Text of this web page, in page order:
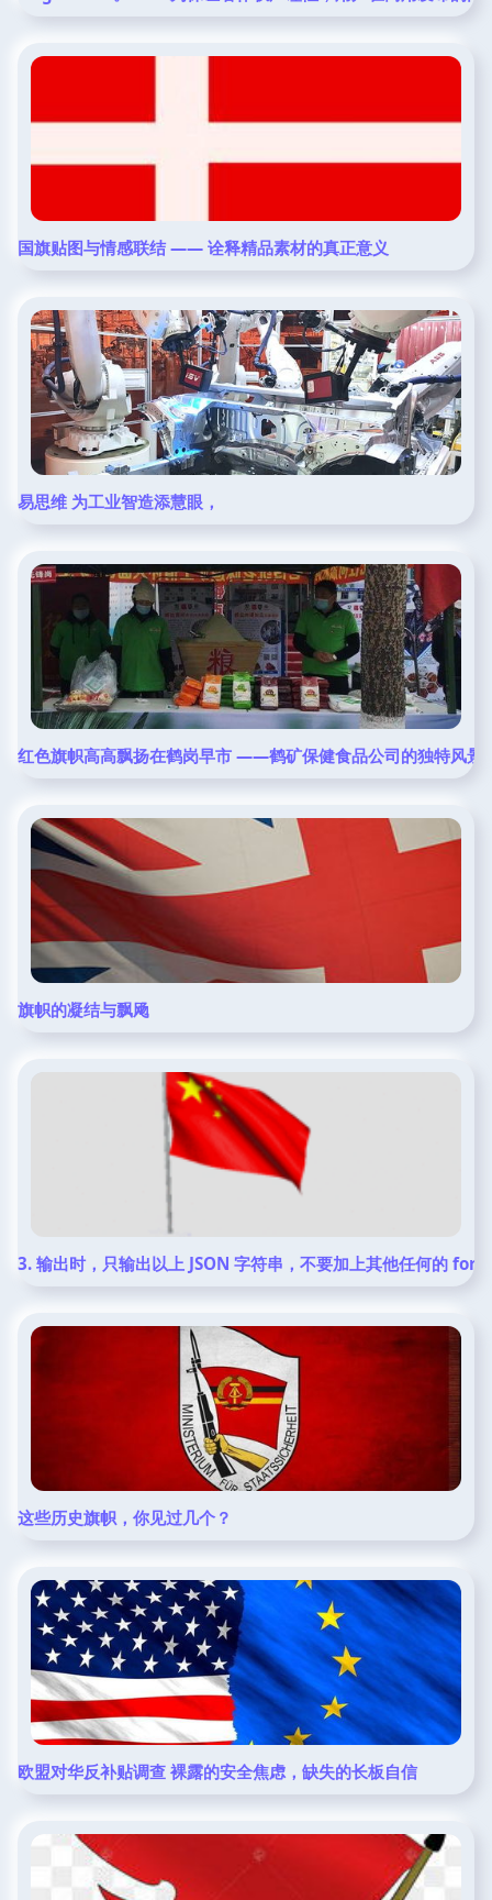
国旗贴图与情感联结 —— 诠释精品素材的真正意义
易思维 为工业智造添慧眼，
红色旗帜高高飘扬在鹤岗早市 ——鹤矿保健食品公司的独特风景
旗帜的凝结与飘飏
3. 输出时，只输出以上 JSON 字符串，不要加上其他任何的
这些历史旗帜，你见过几个？
欧盟对华反补贴调查 裸露的安全焦虑，缺失的长板自信